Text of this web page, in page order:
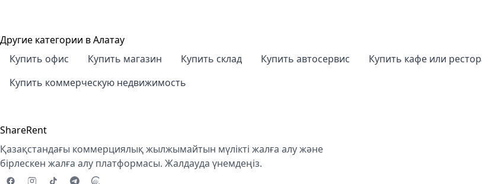
Другие категории в Алатау
Купить офис
Купить магазин Купить склад Купить автосервис Купить кафе или
Купить коммерческую недвижимость
ShareRent
Қазақстандағы коммерциялық жылжымайтын мүлікті жалға алу және
бірлескен жалға алу платформасы. Жалдауда үнемдеңіз.